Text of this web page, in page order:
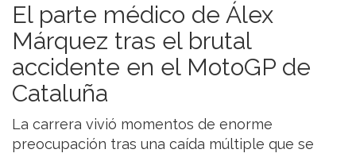
El parte médico de Álex
Márquez tras el brutal
accidente en el MotoGP de
Cataluña
La carrera vivió momentos de enorme
preocupación tras una caída múltiple que se